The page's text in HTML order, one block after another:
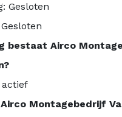
Gesloten
bestaat Airco
actief
Montagebedrijf